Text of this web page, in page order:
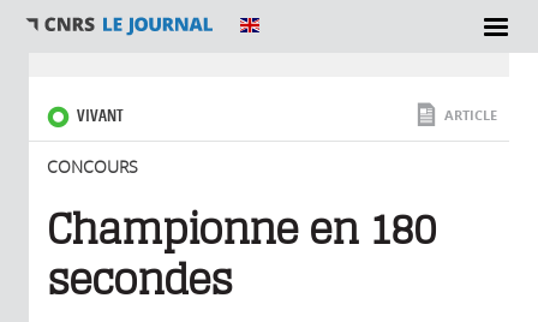
SECTIONS
VIVANT
CONCOURS
ARTICLE
Championne en 180
secondes